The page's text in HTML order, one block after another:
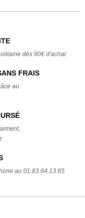
dès 90€ d'achat
FRAIS
au
au 01.83.64.13.65